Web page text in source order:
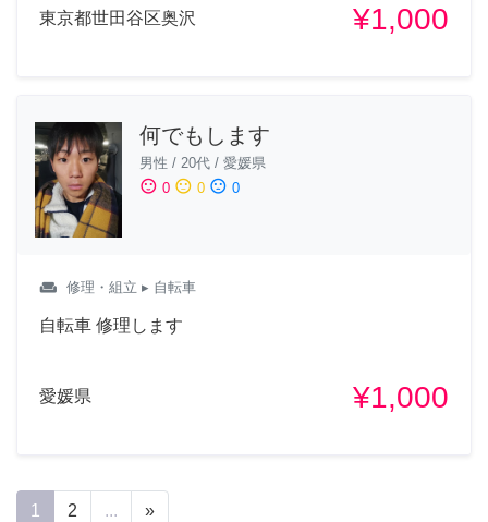
東京都世田谷区奥沢 ¥1,000
何でもします
男性 / 20代 / 愛媛県
sentiment_satisfied 0 sentiment_neutral 0 sentiment_dissatisfied 0
weekend 修理・組立 ▸ 自転車
自転車 修理します
愛媛県 ¥1,000
1 2 ... »